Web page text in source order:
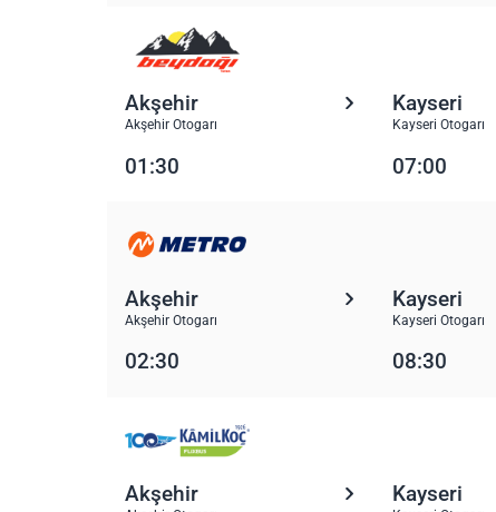
Akşehir
Akşehir Otogarı
Kayseri
Kayseri Otogarı
01:30 07:00
Akşehir
Akşehir Otogarı
Kayseri
Kayseri Otogarı
02:30 08:30
Akşehir Kayseri